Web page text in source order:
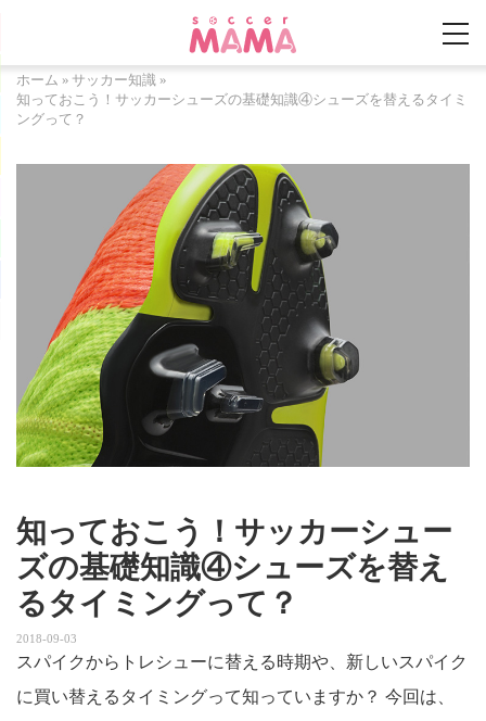
ホーム » サッカー知識 »
知っておこう！サッカーシューズの基礎知識④シューズを替えるタイミ
ングって？
知っておこう！サッカーシュー
ズの基礎知識④シューズを替え
るタイミングって？
2018-09-03
スパイクからトレシューに替える時期や、新しいスパイク
に買い替えるタイミングって知っていますか？ 今回は、